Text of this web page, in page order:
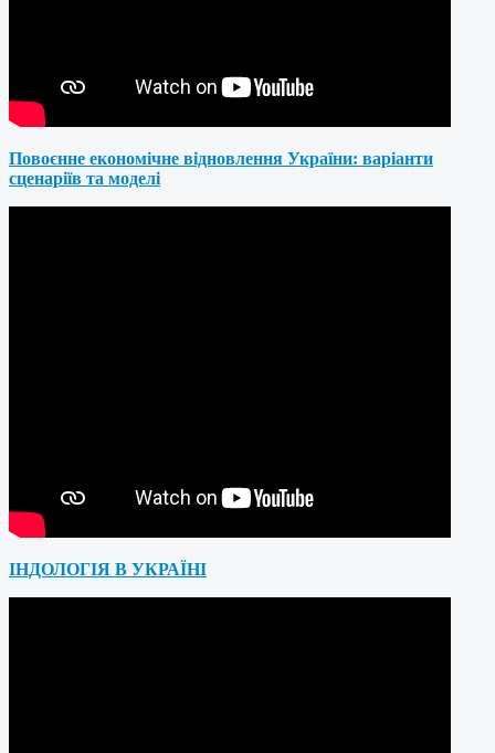
Повоєнне економічне відновлення України: варіанти
сценаріїв та моделі
ІНДОЛОГІЯ В УКРАЇНІ